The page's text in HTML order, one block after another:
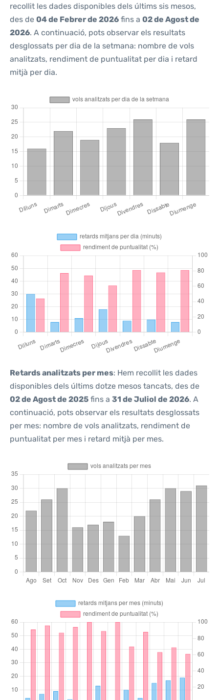
recollit les dades disponibles dels últims sis mesos,
des de 04 de Febrer de 2026 fins a 02 de Agost de
2026. A continuació, pots observar els resultats
desglossats per dia de la setmana: nombre de vols
analitzats, rendiment de puntualitat per dia i retard
mitjà per dia.
Retards analitzats per mes: Hem recollit les dades
disponibles dels últims dotze mesos tancats, des de
02 de Agost de 2025 fins a 31 de Juliol de 2026. A
continuació, pots observar els resultats desglossats
per mes: nombre de vols analitzats, rendiment de
puntualitat per mes i retard mitjà per mes.